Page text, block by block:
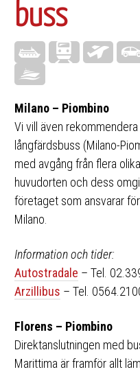
buss
Milano – Piombino
Vi vill även
långfärdsbuss (Milano-
med avgång från flera
huvudorten och dess
företaget som ansvarar
Milano.
Information och tider:
Autostradale – Tel.
Arzillibus – Tel.
Florens – Piombino
Direktanslutningen med
Marittima är framför allt